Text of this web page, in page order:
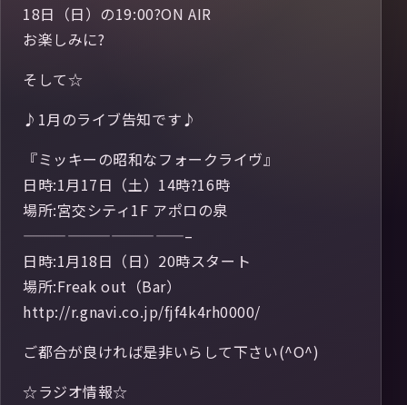
18日（日）の19:00?ON AIR
お楽しみに?
そして☆
♪1月のライブ告知です♪
『ミッキーの昭和なフォークライヴ』
日時:1月17日（土）14時?16時
場所:宮交シティ1F アポロの泉
———————————–
日時:1月18日（日）20時スタート
場所:Freak out（Bar）
http://r.gnavi.co.jp/fjf4k4rh0000/
ご都合が良ければ是非いらして下さい(^O^)
☆ラジオ情報☆